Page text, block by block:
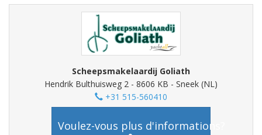
Scheepsmakelaardij Goliath
Hendrik Bulthuisweg 2 - 8606 KB - Sneek (NL)
+31 515-560410
Voulez-vous plus d'informations?